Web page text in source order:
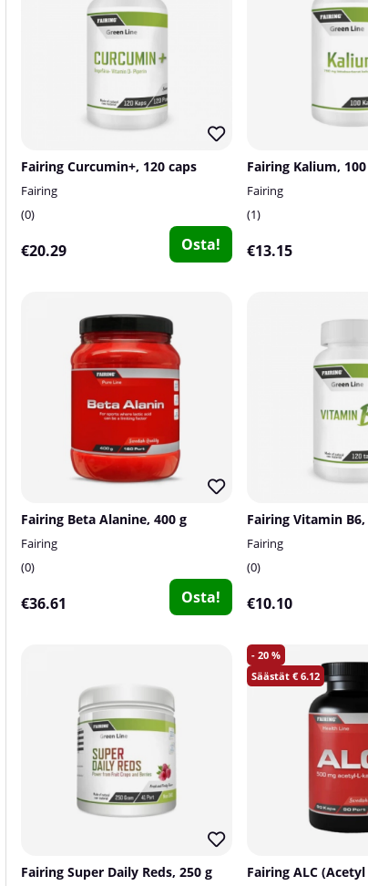
Fairing Curcumin+, 120 caps
Fairing
0
€20.29 Osta!
Fairing Kalium,
Fairing
1
€13.15
Fairing Beta Alanine, 400 g
Fairing
0
€36.61 Osta!
Fairing Vitamin
Fairing
0
€10.10
Fairing Super Daily Reds, 250 g
20
6.12